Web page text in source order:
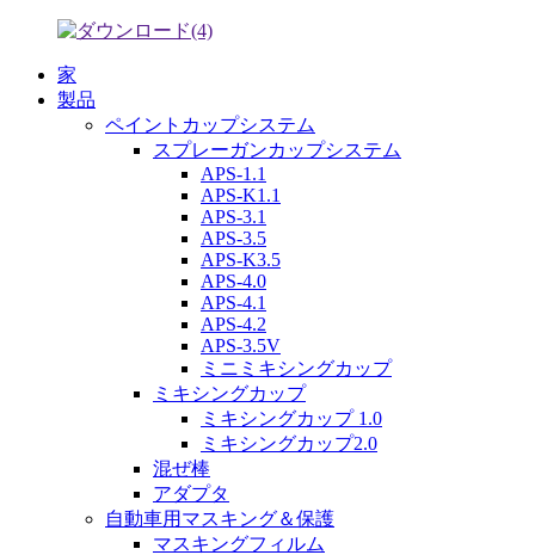
家
製品
ペイントカップシステム
スプレーガンカップシステム
APS-1.1
APS-K1.1
APS-3.1
APS-3.5
APS-K3.5
APS-4.0
APS-4.1
APS-4.2
APS-3.5V
ミニミキシングカップ
ミキシングカップ
ミキシングカップ 1.0
ミキシングカップ2.0
混ぜ棒
アダプタ
自動車用マスキング＆保護
マスキングフィルム